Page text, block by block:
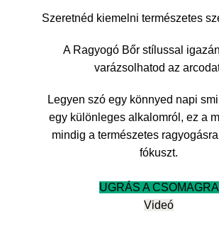
Szeretnéd kiemelni természetes
A Ragyogó Bőr stílussal
varázsolhatod az
Legyen szó egy könnyed napi
egy különleges alkalomról, ez a
mindig a természetes
fókuszt.
UGRÁS A CSOMAGRA
Videó